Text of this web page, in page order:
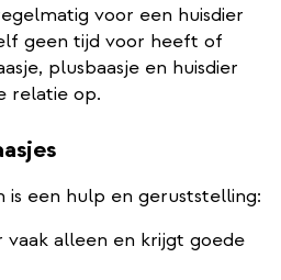
voor een huisdier
geen tijd voor heeft of
plusbaasje en huisdier
relatie op.
is een hulp en geruststelling:
vaak alleen en krijgt goede